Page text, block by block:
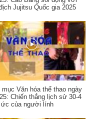
Jujitsu Quốc gia 2025
mục Văn hóa thể thao ngày
Chiến thắng lịch sử 30-4
ức của người lính